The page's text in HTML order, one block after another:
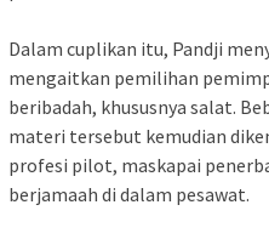
‎Dalam cuplikan itu, Pandji
mengaitkan pemilihan
beribadah, khususnya salat.
materi tersebut kemudian
profesi pilot, maskapai
berjamaah di dalam pesawat.